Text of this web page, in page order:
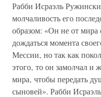
Рабби Исраэль
молчаливость его
образом: «Он не от мира
дождаться момента
Мессии‚ но так как
этого‚ то он замолчал и
мира‚ чтобы передать
сыновей». Рабби